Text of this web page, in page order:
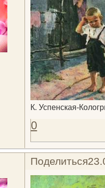
К. Успенская-
0
Поделиться